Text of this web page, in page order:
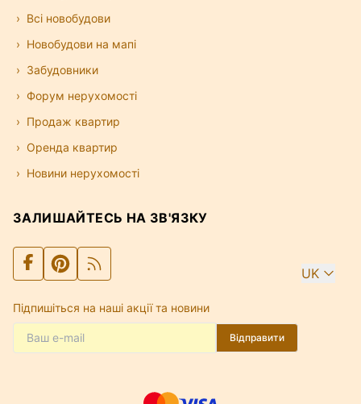
Всі новобудови
Новобудови на мапі
Забудовники
Форум нерухомості
Продаж квартир
Оренда квартир
Новини нерухомості
ЗАЛИШАЙТЕСЬ НА ЗВ'ЯЗКУ
UK
Підпишіться на наші акції та новини
Відправити